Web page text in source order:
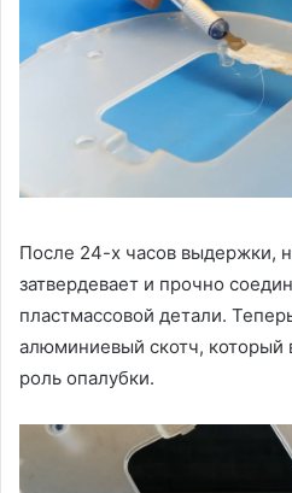
После 24-х часов выдержки,
затвердевает и прочно
пластмассовой детали.
алюминиевый скотч, который
роль опалубки.